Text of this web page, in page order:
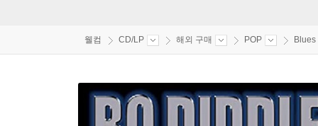
웰컴 CD/LP 해외 구매 POP Blues